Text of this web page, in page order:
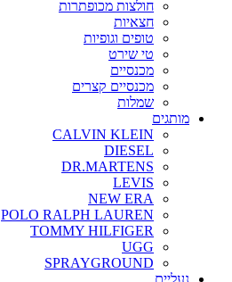
חולצות מכופתרות
חצאיות
טופים וגופיות
טי שירט
מכנסיים
מכנסיים קצרים
שמלות
מותגים
CALVIN KLEIN
DIESEL
DR.MARTENS
LEVIS
NEW ERA
POLO RALPH LAUREN
TOMMY HILFIGER
UGG
SPRAYGROUND